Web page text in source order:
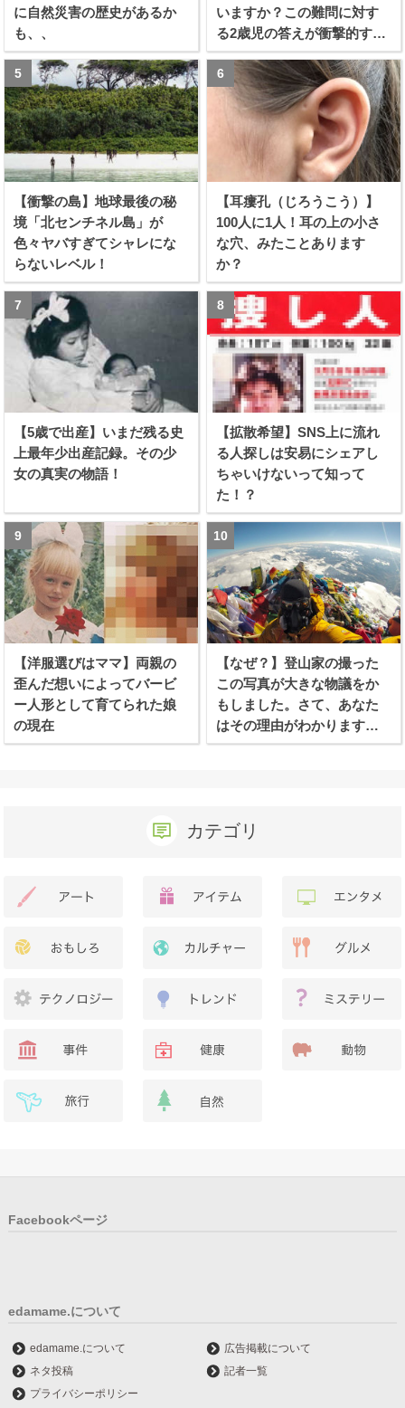
に自然災害の歴史があるか
も、、
いますか？この難問に対す
る2歳児の答えが衝撃的すぎ
る！！
【衝撃の島】地球最後の秘
境「北センチネル島」が
色々ヤバすぎてシャレにな
らないレベル！
【耳瘻孔（じろうこう）】
100人に1人！耳の上の小さ
な穴、みたことあります
か？
【5歳で出産】いまだ残る史
上最年少出産記録。その少
女の真実の物語！
【拡散希望】SNS上に流れ
る人探しは安易にシェアし
ちゃいけないって知って
た！？
【洋服選びはママ】両親の
歪んだ想いによってバービ
ー人形として育てられた娘
の現在
【なぜ？】登山家の撮った
この写真が大きな物議をか
もしました。さて、あなた
はその理由がわかります
か？
カテゴリ
Facebookページ
edamame.について
edamame.について
広告掲載について
ネタ投稿
記者一覧
プライバシーポリシー